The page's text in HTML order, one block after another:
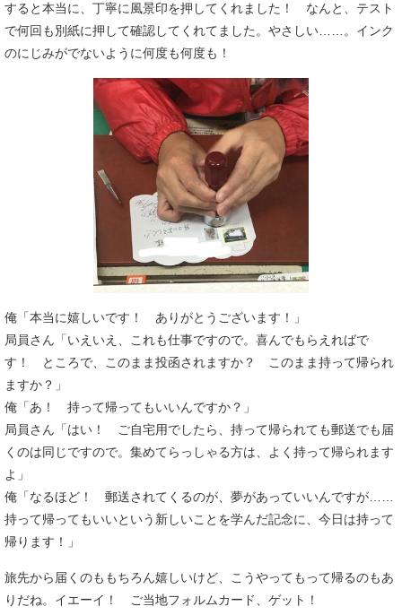
すると本当に、丁寧に風景印を押してくれました！ なんと、テスト
で何回も別紙に押して確認してくれてました。やさしい……。インク
のにじみがでないように何度も何度も！
俺「本当に嬉しいです！ ありがとうございます！」
局員さん「いえいえ、これも仕事ですので。喜んでもらえればで
す！ ところで、このまま投函されますか？ このまま持って帰られ
ますか？」
俺「あ！ 持って帰ってもいいんですか？」
局員さん「はい！ ご自宅用でしたら、持って帰られても郵送でも届
くのは同じですので。集めてらっしゃる方は、よく持って帰られます
よ」
俺「なるほど！ 郵送されてくるのが、夢があっていいんですが……
持って帰ってもいいという新しいことを学んだ記念に、今日は持って
帰ります！」
旅先から届くのももちろん嬉しいけど、こうやってもって帰るのもあ
りだね。イエーイ！ ご当地フォルムカード、ゲット！